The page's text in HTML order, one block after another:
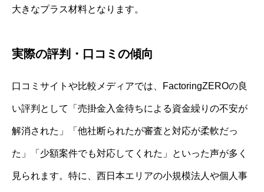
大きなプラス材料となります。
実際の評判・口コミの傾向
口コミサイトや比較メディアでは、FactoringZEROの良
い評判として「売掛金入金待ちによる資金繰りの不安が
解消された」「他社断られたが審査と対応が柔軟だっ
た」「少額案件でも対応してくれた」といった声が多く
見られます。特に、西日本エリアの小規模法人や個人事